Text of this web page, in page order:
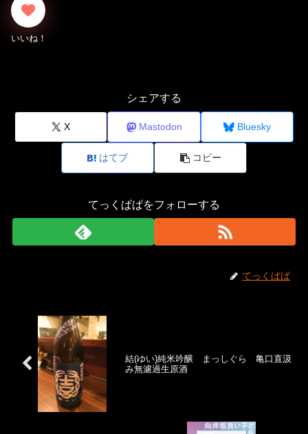
シェアする
X Mastodon Bluesky
はてブ コピー
てっくぱぱをフォローする
てっくぱぱ
結(ゆい)純米吟醸 まっしぐら 亀口直汲
み無濾過生原酒